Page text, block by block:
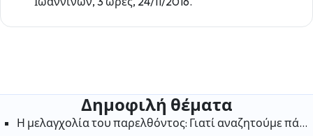
Δημοφιλή θέματα
Η μελαγχολία του παρελθόντος: Γιατί αναζητούμε πάντα την ευτυχία στις «παλιές καλές μέρες»;